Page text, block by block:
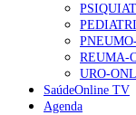
“Os
custo-
88
REUMA-
URO-
SaúdeOnline TV
Agenda